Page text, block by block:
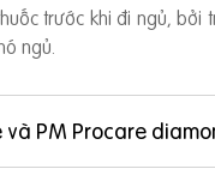
trước khi đi ngủ,
ngủ.
và PM Procare